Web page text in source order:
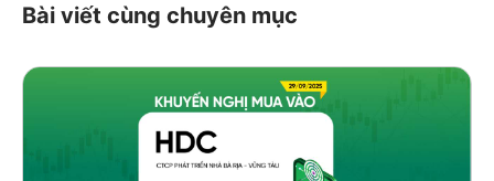
Bài viết cùng chuyên mục